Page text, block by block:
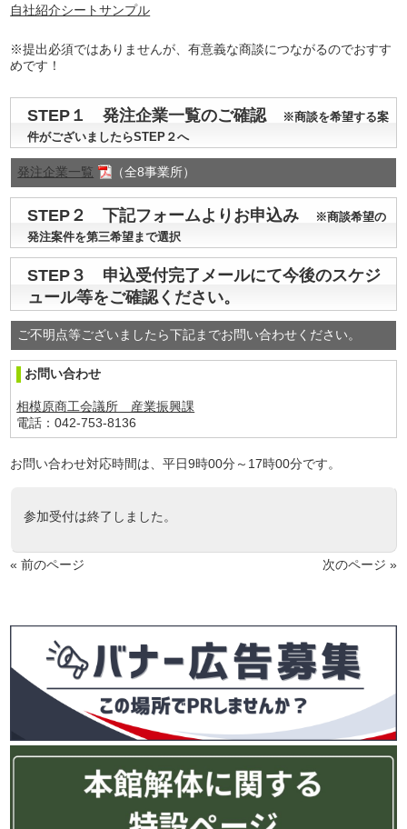
自社紹介シートサンプル
※提出必須ではありませんが、有意義な商談につながるのでおすす
めです！
STEP１ 発注企業一覧のご確認
※商談を希望する案
件がございましたらSTEP２へ
発注企業一覧 （全8事業所）
STEP２ 下記フォームよりお申込み
※商談希望の
発注案件を第三希望まで選択
STEP３ 申込受付完了メールにて今後のスケジ
ュール等をご確認ください。
ご不明点等ございましたら下記までお問い合わせください。
お問い合わせ
相模原商工会議所 産業振興課
電話：042-753-8136
お問い合わせ対応時間は、平日9時00分～17時00分です。
参加受付は終了しました。
« 前のページ 次のページ »